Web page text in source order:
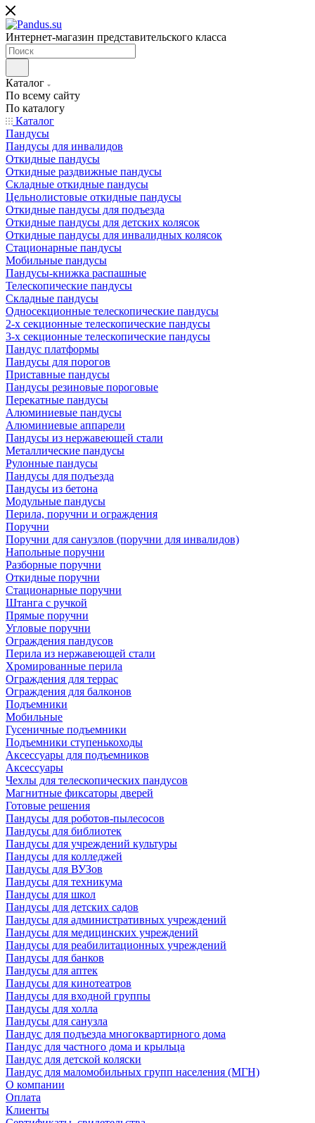
Интернет-магазин представительского класса
Каталог
По всему сайту
По каталогу
Каталог
Пандусы
Пандусы для инвалидов
Откидные пандусы
Откидные раздвижные пандусы
Складные откидные пандусы
Цельнолистовые откидные пандусы
Откидные пандусы для подъезда
Откидные пандусы для детских колясок
Откидные пандусы для инвалидных колясок
Стационарные пандусы
Мобильные пандусы
Пандусы-книжка распашные
Телескопические пандусы
Складные пандусы
Односекционные телескопические пандусы
2-х секционные телескопические пандусы
3-х секционные телескопические пандусы
Пандус платформы
Пандусы для порогов
Приставные пандусы
Пандусы резиновые пороговые
Перекатные пандусы
Алюминиевые пандусы
Алюминиевые аппарели
Пандусы из нержавеющей стали
Металлические пандусы
Рулонные пандусы
Пандусы для подъезда
Пандусы из бетона
Модульные пандусы
Перила, поручни и ограждения
Поручни
Поручни для санузлов (поручни для инвалидов)
Напольные поручни
Разборные поручни
Откидные поручни
Стационарные поручни
Штанга с ручкой
Прямые поручни
Угловые поручни
Ограждения пандусов
Перила из нержавеющей стали
Хромированные перила
Ограждения для террас
Ограждения для балконов
Подъемники
Мобильные
Гусеничные подъемники
Подъемники ступенькоходы
Аксессуары для подъемников
Аксессуары
Чехлы для телескопических пандусов
Магнитные фиксаторы дверей
Готовые решения
Пандусы для роботов-пылесосов
Пандусы для библиотек
Пандусы для учреждений культуры
Пандусы для колледжей
Пандусы для ВУЗов
Пандусы для техникума
Пандусы для школ
Пандусы для детских садов
Пандусы для административных учреждений
Пандусы для медицинских учреждений
Пандусы для реабилитационных учреждений
Пандусы для банков
Пандусы для аптек
Пандусы для кинотеатров
Пандусы для входной группы
Пандусы для холла
Пандусы для санузла
Пандус для подъезда многоквартирного дома
Пандус для частного дома и крыльца
Пандус для детской коляски
Пандус для маломобильных групп населения (МГН)
О компании
Оплата
Клиенты